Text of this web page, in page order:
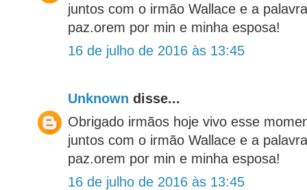
juntos com o irmão Wallace e a
paz.orem por min e minha esposa!
16 de julho de 2016 às 13:45
Unknown disse...
Obrigado irmãos hoje vivo esse
juntos com o irmão Wallace e a
paz.orem por min e minha esposa!
16 de julho de 2016 às 13:45